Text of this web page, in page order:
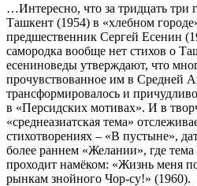
…Интересно, что за тридцать три
Ташкент (1954) в «хлебном
предшественник Сергей Есенин
самородка вообще нет стихов о
есениноведы утверждают, что
прочувствованное им в Средней
трансформировалось и
в «Персидских мотивах». И в
«среднеазиатская тема»
стихотворениях – «В пустыне»,
более раннем «Желании», где
проходит намёком: «Жизнь меня
рынкам знойного Чор-су!» (1960).